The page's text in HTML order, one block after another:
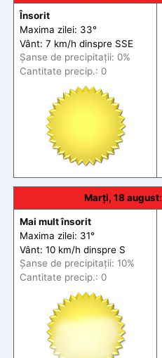
Însorit
Maxima zilei: 33°
Vânt: 7 km/h dinspre SSE
Șanse de precipitații: 0%
Cantitate precip.: 0
Marți, 18 august:
Mai mult însorit
Maxima zilei: 31°
Vânt: 10 km/h dinspre S
Șanse de precipitații: 10%
Cantitate precip.: 0